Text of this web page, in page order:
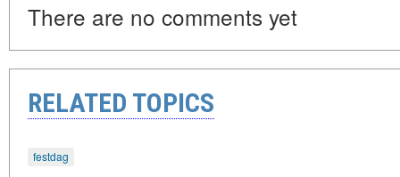
There are no comments yet
RELATED TOPICS
festdag